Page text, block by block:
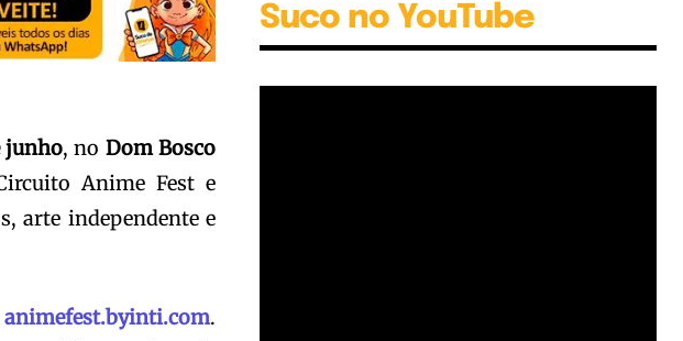
junho, no Dom Bosco
Anime Fest e
arte independente e
animefest.byinti.com.
Suco no YouTube